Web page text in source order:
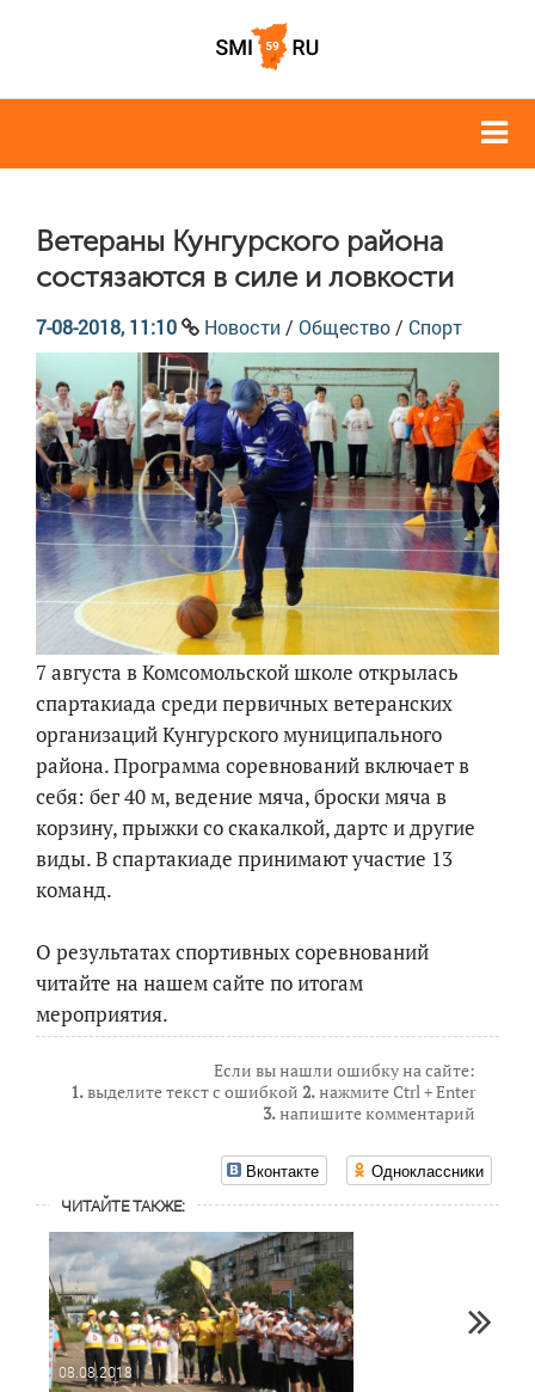
Ветераны Кунгурского района
состязаются в силе и ловкости
7-08-2018, 11:10 Новости / Общество / Спорт
7 августа в Комсомольской школе открылась
спартакиада среди первичных ветеранских
организаций Кунгурского муниципального
района. Программа соревнований включает в
себя: бег 40 м, ведение мяча, броски мяча в
корзину, прыжки со скакалкой, дартс и другие
виды. В спартакиаде принимают участие 13
команд.
О результатах спортивных соревнований
читайте на нашем сайте по итогам
мероприятия.
Если вы нашли ошибку на сайте:
1.выделите текст с ошибкой 2.нажмите Ctrl + Enter
3.напишите комментарий
Вконтакте Одноклассники
ЧИТАЙТЕ ТАКЖЕ:
08.08.2018